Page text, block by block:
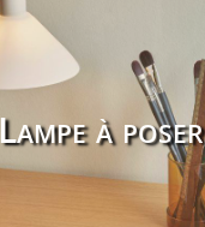
Lampe à poser